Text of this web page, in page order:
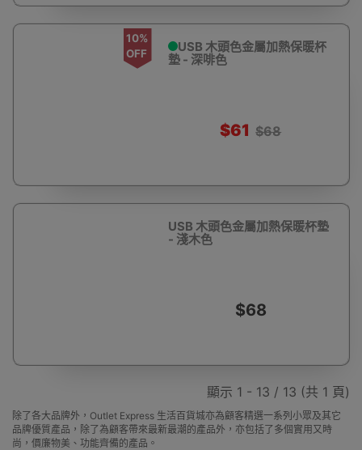
10%
OFF
USB 木頭色金屬加熱保暖杯
墊 - 深啡色
$61 $68
USB 木頭色金屬加熱保暖杯墊
- 淺木色
$68
顯示 1 - 13 / 13 (共 1 頁)
除了各大品牌外，Outlet Express 生活百貨城亦為顧客精選一系列小眾及其它
品牌優質產品，除了為顧客帶來最新最潮的產品外，亦包括了多個實用又時
尚，價廉物美、功能齊備的產品。